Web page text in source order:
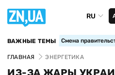
RU
ВАЖНЫЕ ТЕМЫ Смена
ГЛАВНАЯ ЭНЕРГЕТИКА
ИЗ-ЗА ЖАРЫ